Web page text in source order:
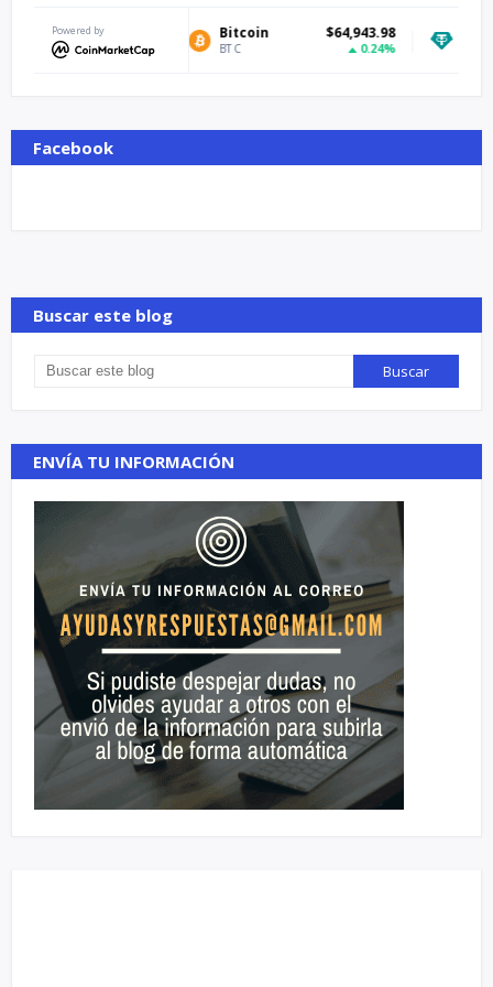
Powered by Bitcoin $64,943.98
BTC
Tether USDt
USDT
Facebook
Buscar este blog
ENVÍA TU INFORMACIÓN